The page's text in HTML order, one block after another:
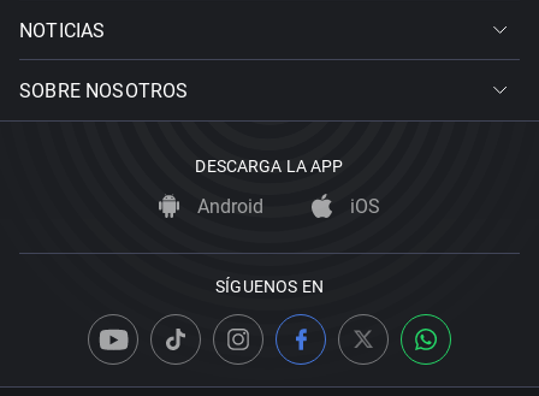
NOTICIAS
SOBRE NOSOTROS
DESCARGA LA APP
Android iOS
SÍGUENOS EN